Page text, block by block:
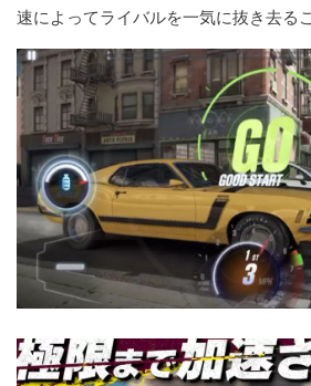
速によってライバルを一気に抜き去る